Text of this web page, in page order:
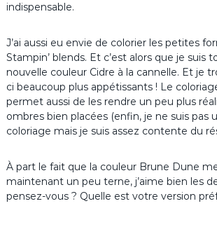
indispensable.
J’ai aussi eu envie de colorier les petites
Stampin’ blends. Et c’est alors que je suis
nouvelle couleur Cidre à la cannelle. Et je
ci beaucoup plus appétissants ! Le
permet aussi de les rendre un peu plus
ombres bien placées (enfin, je ne suis pas
coloriage mais je suis assez contente du
À part le fait que la couleur Brune Dune
maintenant un peu terne, j’aime bien les
pensez-vous ? Quelle est votre version